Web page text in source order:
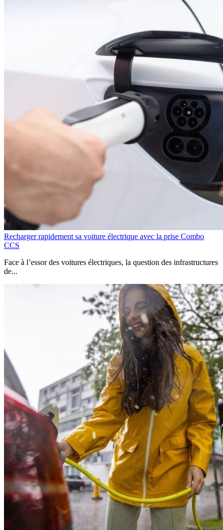
Recharger rapidement sa voiture électrique avec la prise Combo
CCS
Face à l’essor des voitures électriques, la question des infrastructures
de...